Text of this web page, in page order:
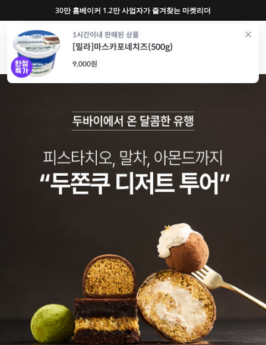
1시간이내 판매된 상품
[밀라]마스카포네치즈(500g)
9,000원
30만 홈베이커 1.2만 사업자가 즐겨찾는 마켓리더
0
재료 도구 포장